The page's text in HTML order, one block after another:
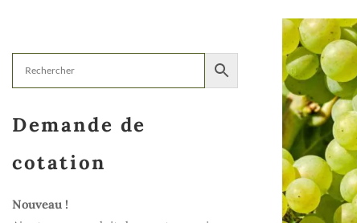
Demande de
cotation
Nouveau !